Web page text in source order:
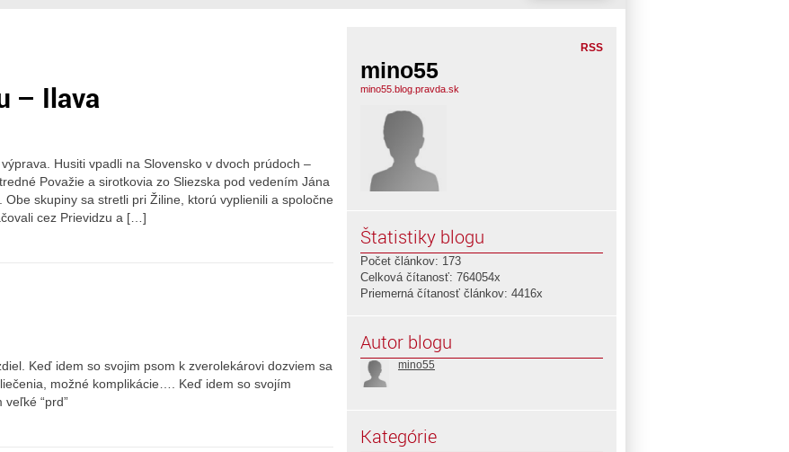
– Ilava
Husiti vpadli na Slovensko v dvoch prúdoch –
Považie a sirotkovia zo Sliezska pod vedením Jána
skupiny sa stretli pri Žiline, ktorú vyplienili a spoločne
cez Prievidzu a […]
Keď idem so svojim psom k zverolekárovi dozviem sa
možné komplikácie…. Keď idem so svojím
“prd”
RSS
mino55
mino55.blog.pravda.sk
Štatistiky blogu
Počet článkov: 173
Celková čítanosť: 764054x
Priemerná čítanosť článkov: 4416x
Autor blogu
mino55
Kategórie